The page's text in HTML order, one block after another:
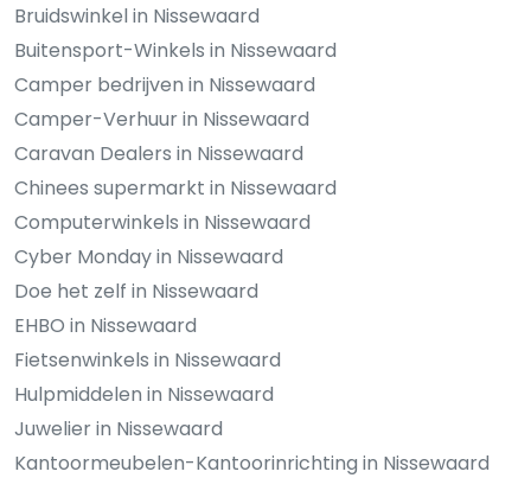
Bruidswinkel in Nissewaard
Buitensport-Winkels in Nissewaard
Camper bedrijven in Nissewaard
Camper-Verhuur in Nissewaard
Caravan Dealers in Nissewaard
Chinees supermarkt in Nissewaard
Computerwinkels in Nissewaard
Cyber Monday in Nissewaard
Doe het zelf in Nissewaard
EHBO in Nissewaard
Fietsenwinkels in Nissewaard
Hulpmiddelen in Nissewaard
Juwelier in Nissewaard
Kantoormeubelen-Kantoorinrichting in Nissewaard